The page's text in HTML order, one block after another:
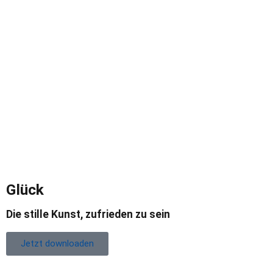
Glück
Die stille Kunst, zufrieden zu sein
Jetzt downloaden